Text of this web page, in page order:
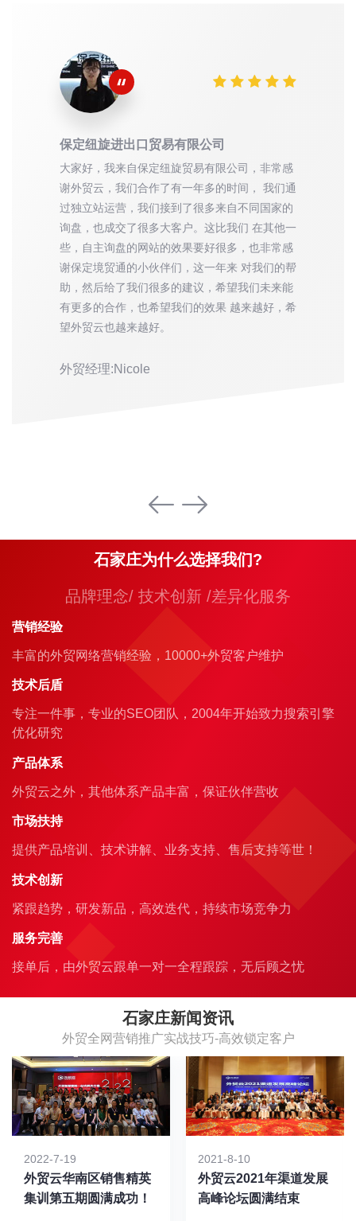
保定纽旋进出口贸易有限公司
大家好，我来自保定纽旋贸易有限公司，非常感
谢外贸云，我们合作了有一年多的时间， 我们通
过独立站运营，我们接到了很多来自不同国家的
询盘，也成交了很多大客户。这比我们 在其他一
些，自主询盘的网站的效果要好很多，也非常感
谢保定境贸通的小伙伴们，这一年来 对我们的帮
助，然后给了我们很多的建议，希望我们未来能
有更多的合作，也希望我们的效果 越来越好，希
望外贸云也越来越好。
外贸经理:Nicole
石家庄为什么选择我们?
品牌理念/ 技术创新 /差异化服务
营销经验
丰富的外贸网络营销经验，10000+外贸客户维护
技术后盾
专注一件事，专业的SEO团队，2004年开始致力搜索引擎
优化研究
产品体系
外贸云之外，其他体系产品丰富，保证伙伴营收
市场扶持
提供产品培训、技术讲解、业务支持、售后支持等世！
技术创新
紧跟趋势，研发新品，高效迭代，持续市场竞争力
服务完善
接单后，由外贸云跟单一对一全程跟踪，无后顾之忧
石家庄新闻资讯
外贸全网营销推广实战技巧-高效锁定客户
2022-7-19
外贸云华南区销售精英
集训第五期圆满成功！
2021-8-10
外贸云2021年渠道发展
高峰论坛圆满结束